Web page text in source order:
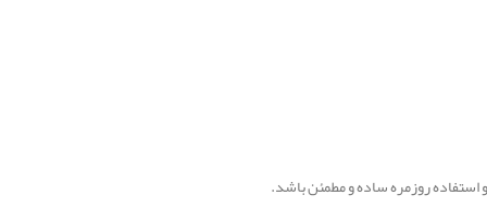
استفاده روزمره ساده و مطمئن باشد.